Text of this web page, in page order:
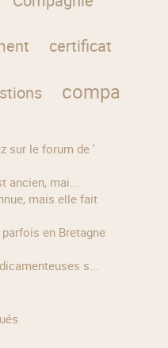
certificat
ancien, mai...
s...